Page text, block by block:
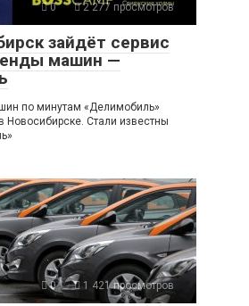
0 2 277 просмотров
зайдёт сервис
машин —
по минутам «Делимобиль»
Новосибирске. Стали известны
0 1 421 просмотров